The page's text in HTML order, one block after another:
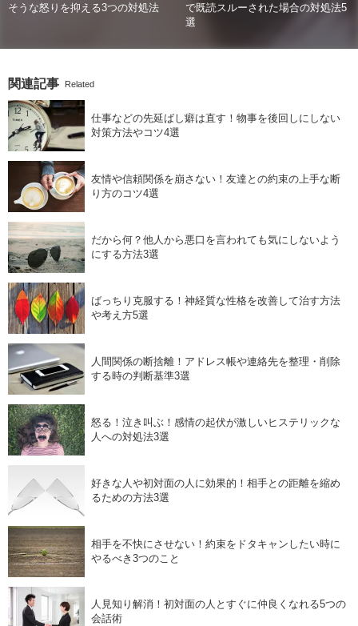
そうな怒りを抑える3つの対処法
で既読スルーされた場合の対処法5
選
関連記事 Related
仕事などの先延ばし癖は直す！物事を後回しにしない
対策方法やコツ4選
友情や信頼関係を崩さない！友達との約束の上手な断
り方のコツ4選
だから何？他人から悪口を言われても気にしないよう
にする方法3選
ばっちり克服する！神経質な性格を改善して治す方法
や考え方5選
人間関係の断捨離！アドレス帳や連絡先を整理・削除
する時の判断基準3選
怒る！泣き叫ぶ！感情の起伏が激しいヒステリックな
人への対処法3選
好きな人や初対面の人に効果的！相手との距離を縮め
るための方法3選
相手を不快にさせない！約束をドタキャンしたい時に
やるべき3つのこと
人見知り解消！初対面の人とすぐに仲良くなれる5つの
会話術